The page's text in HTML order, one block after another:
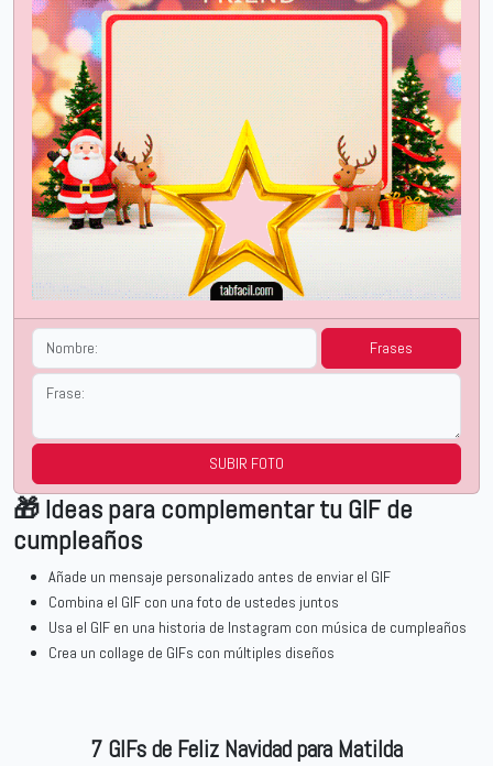
Frases
SUBIR FOTO
🎁 Ideas para complementar tu GIF de
cumpleaños
Añade un mensaje personalizado antes de enviar el GIF
Combina el GIF con una foto de ustedes juntos
Usa el GIF en una historia de Instagram con música de cumpleaños
Crea un collage de GIFs con múltiples diseños
7 GIFs de Feliz Navidad para Matilda